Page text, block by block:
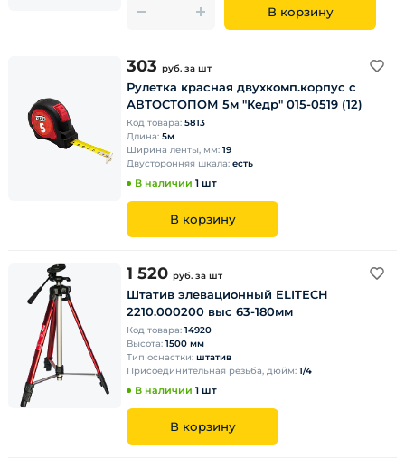
В корзину
303 руб. за шт
Рулетка красная двухкомп.корпус с
АВТОСТОПОМ 5м "Кедр" 015-0519 (12)
Код товара: 5813
Длина: 5м
Ширина ленты, мм: 19
Двусторонняя шкала: есть
В наличии 1 шт
В корзину
1 520 руб. за шт
Штатив элевационный ELITECH
2210.000200 выс 63-180мм
Код товара: 14920
Высота: 1500 мм
Тип оснастки: штатив
Присоединительная резьба, дюйм: 1/4
В наличии 1 шт
В корзину